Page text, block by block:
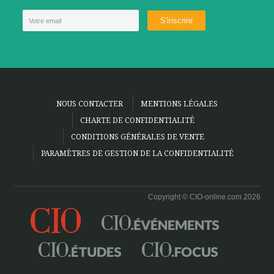
NOUS CONTACTER
MENTIONS LÉGALES
CHARTE DE CONFIDENTIALITÉ
CONDITIONS GÉNÉRALES DE VENTE
PARAMÈTRES DE GESTION DE LA CONFIDENTIALITÉ
Copyright © CIO-online.com 2026